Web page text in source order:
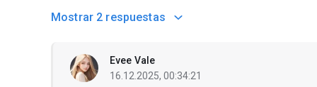
Mostrar 2 respuestas
Evee Vale
16.12.2025, 00:34:21